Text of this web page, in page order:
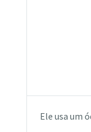
Ele usa um